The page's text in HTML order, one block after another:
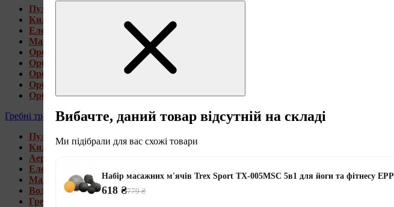
Пульсометри
Килимки під тренажери
Електромагнітні орбітреки
Магнітні орбітреки
Орбітреки передньоприводні
Орбітреки задньоприводні
Орбітреки для високих користувачів
Орбітреки генераторні
Орбітреки для дому
Гребні тренажери
Пульсометри
Килимки під тренажери
Аеромагнітні гребні тренажери
Електромагнітні гребні тренажери
Магнітні гребні тренажери
Водні гребні тренажери
Гребні тренажери для дому
Вибачте, даний товар відсутній на складі
Ми підібрали для вас схожі товари
Набір масажних м'ячів Trex Sport TX-005MSC 5в1 для йоги та фітнесу EPP
618 ₴779 ₴